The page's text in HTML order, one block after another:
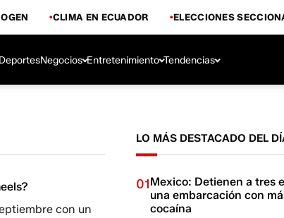
CLIMA EN ECUADOR ELECCIONES
Negocios Entretenimiento Tendencias
con un
LO MÁS DESTACADO DEL
01Mexico: Detienen a tres
una embarcación con
cocaína